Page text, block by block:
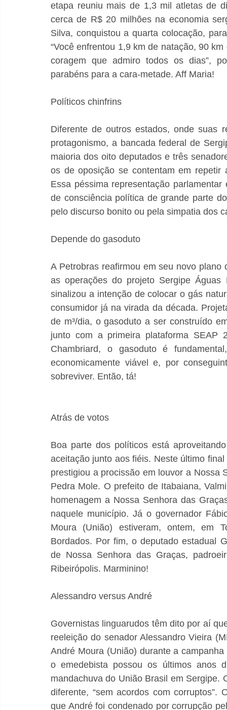
etapa reuniu mais de 1,3 mil atletas de
cerca de R$ 20 milhões na economia
Silva, conquistou a quarta colocação,
“Você enfrentou 1,9 km de natação, 90
coragem que admiro todos os dias”,
parabéns para a cara-metade. Aff Maria!
Políticos chinfrins
Diferente de outros estados, onde suas
protagonismo, a bancada federal de
maioria dos oito deputados e três
os de oposição se contentam em
Essa péssima representação
de consciência política de grande parte
pelo discurso bonito ou pela simpatia dos
Depende do gasoduto
A Petrobras reafirmou em seu novo
as operações do projeto Sergipe
sinalizou a intenção de colocar o gás
consumidor já na virada da década.
de m³/dia, o gasoduto a ser construído
junto com a primeira plataforma SEAP
Chambriard, o gasoduto é
economicamente viável e, por
sobreviver. Então, tá!
Atrás de votos
Boa parte dos políticos está
aceitação junto aos fiéis. Neste último
prestigiou a procissão em louvor a Nossa
Pedra Mole. O prefeito de Itabaiana,
homenagem a Nossa Senhora das
naquele município. Já o governador
Moura (União) estiveram, ontem, em
Bordados. Por fim, o deputado estadual
de Nossa Senhora das Graças,
Ribeirópolis. Marminino!
Alessandro versus André
Governistas linguarudos têm dito por aí
reeleição do senador Alessandro Vieira
André Moura (União) durante a
o emedebista possou os últimos anos
mandachuva do União Brasil em Sergipe.
diferente, “sem acordos com corruptos”.
que André foi condenado por corrupção